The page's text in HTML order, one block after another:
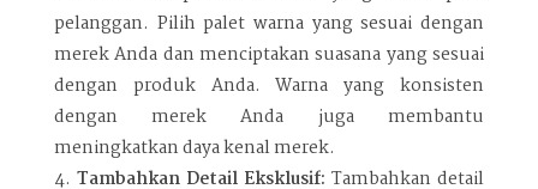
pelanggan. Pilih palet warna yang sesuai dengan
merek Anda dan menciptakan suasana yang sesuai
dengan produk Anda. Warna yang konsisten
dengan merek Anda juga membantu
meningkatkan daya kenal merek.
Tambahkan Detail Eksklusif: Tambahkan detail